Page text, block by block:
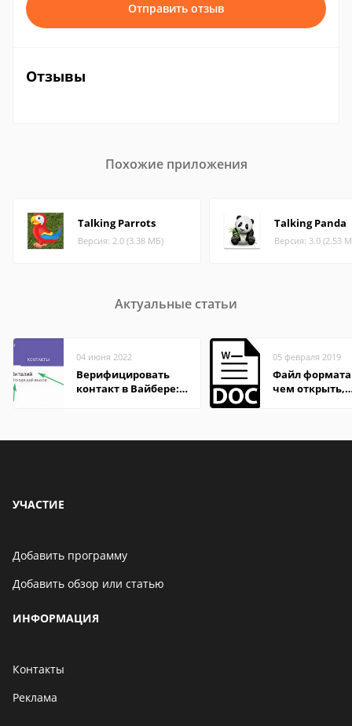
Отправить отзыв
Отзывы
Похожие приложения
Talking Parrots
Версия: 2.0 (3.38 МБ)
Talking Panda
Версия: 3.0 (2.53
Актуальные статьи
04 июня 2022
Верифицировать
контакт в Вайбере:
05 февраля 2019
Файл формата
чем открыть,
УЧАСТИЕ
Добавить программу
Добавить обзор или статью
ИНФОРМАЦИЯ
Контакты
Реклама